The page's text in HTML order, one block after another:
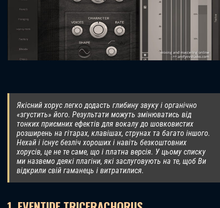
Якісний хорус легко додасть глибину звуку і органічно
«згустить» його. Результати можуть змінюватись від
тонких приємних ефектів для вокалу до шовковистих
розширень на гітарах, клавішах, струнах та багато іншого.
Нехай і існує безліч хороших і навіть безкоштовних
хорусів, це не те саме, що і платна версія. У цьому списку
ми назвемо деякі плагіни, які заслуговують на те, щоб Ви
відкрили свій гаманець і витратилися.